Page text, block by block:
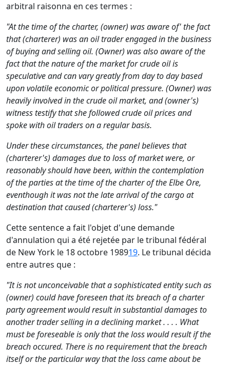
arbitral raisonna en ces termes :
"At the time of the charter, (owner) was aware of' the fact
that (charterer) was an oil trader engaged in the business
of buying and selling oil. (Owner) was also aware of the
fact that the nature of the market for crude oil is
speculative and can vary greatly from day to day based
upon volatile economic or political pressure. (Owner) was
heavily involved in the crude oil market, and (owner's)
witness testify that she followed crude oil prices and
spoke with oil traders on a regular basis.
Under these circumstances, the panel believes that
(charterer's) damages due to loss of market were, or
reasonably should have been, within the contemplation
of the parties at the time of the charter of the Elbe Ore,
eventhough it was not the late arrival of the cargo at
destination that caused (charterer's) loss."
Cette sentence a fait l'objet d'une demande
d'annulation qui a été rejetée par le tribunal fédéral
de New York le 18 octobre 198919. Le tribunal décida
entre autres que :
"It is not unconceivable that a sophisticated entity such as
(owner) could have foreseen that its breach of a charter
party agreement would result in substantial damages to
another trader selling in a declining market . . . . What
must be foreseable is only that the loss would result if the
breach occured. There is no requirement that the breach
itself or the particular way that the loss came about be